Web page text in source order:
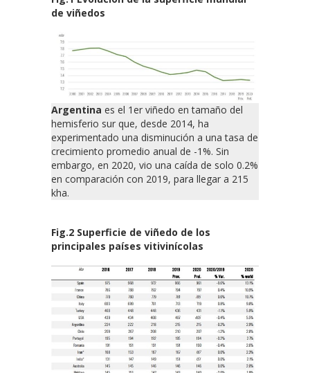
de viñedos
Argentina es el 1er viñedo en tamaño del
hemisferio sur que, desde 2014, ha
experimentado una disminución a una tasa de
crecimiento promedio anual de -1%. Sin
embargo, en 2020, vio una caída de solo 0.2%
en comparación con 2019, para llegar a 215
kha.
Fig.2 Superficie de viñedo de los
principales países vitivinícolas